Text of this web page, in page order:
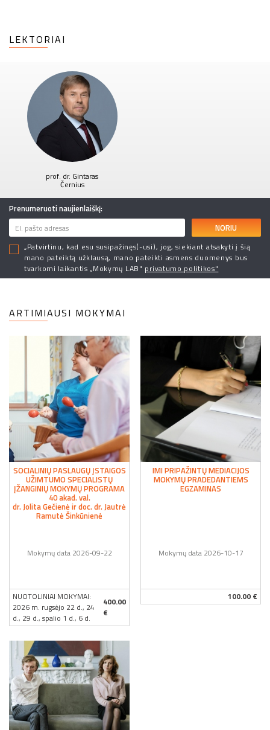
LEKTORIAI
prof. dr. Gintaras
Černius
Prenumeruoti naujienlaiškį:
NORIU
„Patvirtinu, kad esu susipažinęs(-usi), jog, siekiant atsakyti į šią
mano pateiktą užklausą, mano pateikti asmens duomenys bus
tvarkomi laikantis „Mokymų LAB" privatumo politikos"
ARTIMIAUSI MOKYMAI
SOCIALINIŲ PASLAUGŲ ĮSTAIGOS
UŽIMTUMO SPECIALISTŲ
ĮŽANGINIŲ MOKYMŲ PROGRAMA
40 akad. val.
dr. Jolita Gečienė ir doc. dr. Jautrė
Ramutė Šinkūnienė
Mokymų data 2026-09-22
NUOTOLINIAI MOKYMAI:
2026 m. rugsėjo 22 d., 24
d., 29 d., spalio 1 d., 6 d.
400.00
€
IMI PRIPAŽINTŲ MEDIACIJOS
MOKYMŲ PRADEDANTIEMS
EGZAMINAS
Mokymų data 2026-10-17
100.00 €